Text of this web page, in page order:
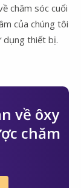
chăm sóc cuối
của chúng tôi
dụng thiết bị.
về ôxy
chăm